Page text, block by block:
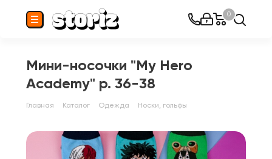
0
Мини-носочки "My Hero
Academy" р. 36-38
Главная Каталог Одежда Носки, гольфы